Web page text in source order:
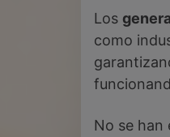
Los
como
No se